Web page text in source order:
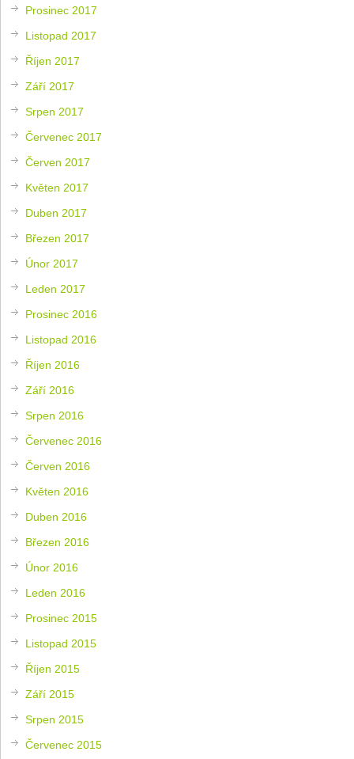
Prosinec 2017
Listopad 2017
Říjen 2017
Září 2017
Srpen 2017
Červenec 2017
Červen 2017
Květen 2017
Duben 2017
Březen 2017
Únor 2017
Leden 2017
Prosinec 2016
Listopad 2016
Říjen 2016
Září 2016
Srpen 2016
Červenec 2016
Červen 2016
Květen 2016
Duben 2016
Březen 2016
Únor 2016
Leden 2016
Prosinec 2015
Listopad 2015
Říjen 2015
Září 2015
Srpen 2015
Červenec 2015